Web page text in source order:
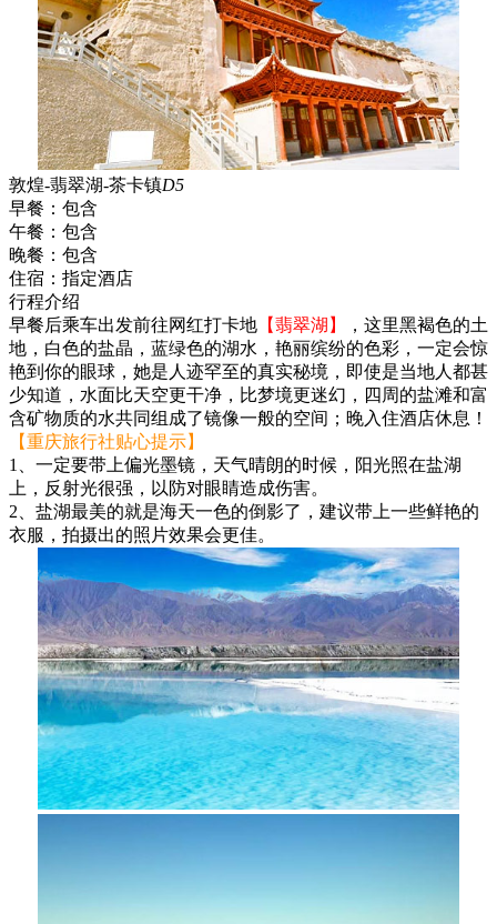
敦煌-翡翠湖-茶卡镇D5
早餐： 包含
午餐： 包含
晚餐： 包含
住宿： 指定酒店
行程介绍
早餐后乘车出发前往网红打卡地 【翡翠湖】
，这里黑褐色的土
地，白色的盐晶，蓝绿色的湖水，艳丽缤纷的色彩，一定会惊
艳到你的眼球，她是人迹罕至的真实秘境，即使是当地人都甚
少知道，水面比天空更干净，比梦境更迷幻，四周的盐滩和富
含矿物质的水共同组成了镜像一般的空间；晚入住酒店休息！
【重庆旅行社贴心提示】
1、一定要带上偏光墨镜，天气晴朗的时候，阳光照在盐湖
上，反射光很强，以防对眼睛造成伤害。
2、盐湖最美的就是海天一色的倒影了，建议带上一些鲜艳的
衣服，拍摄出的照片效果会更佳。